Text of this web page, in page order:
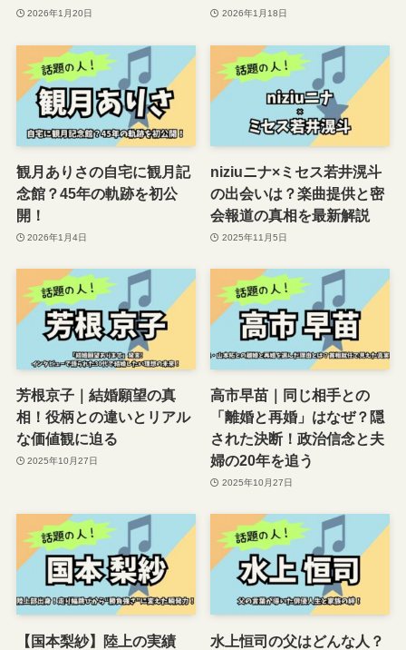
2026年1月20日 2026年1月18日
観月ありさの自宅に観月記
念館？45年の軌跡を初公
開！
2026年1月4日
niziuニナ×ミセス若井滉斗
の出会いは？楽曲提供と密
会報道の真相を最新解説
2025年11月5日
芳根京子｜結婚願望の真
相！役柄との違いとリアル
な価値観に迫る
2025年10月27日
高市早苗｜同じ相手との
「離婚と再婚」はなぜ？隠
された決断！政治信念と夫
婦の20年を追う
2025年10月27日
【国本梨紗】陸上の実績
水上恒司の父はどんな人？